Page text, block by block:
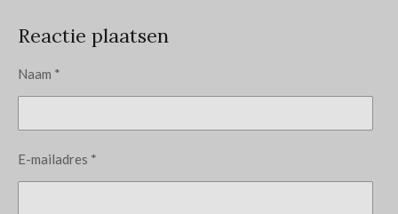
Reactie plaatsen
Naam *
E-mailadres *